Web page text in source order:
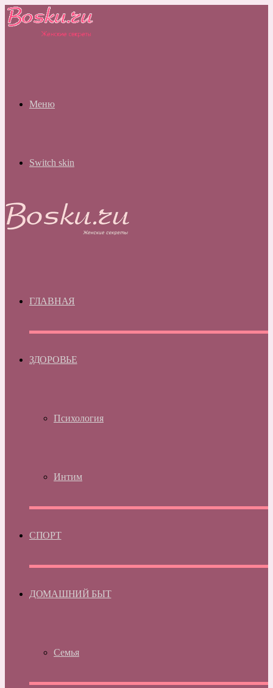
Меню
Switch skin
ГЛАВНАЯ
ЗДОРОВЬЕ
Психология
Интим
СПОРТ
ДОМАШНИЙ БЫТ
Семья